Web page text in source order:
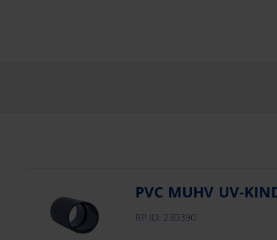
PVC MUHV UV-
RP ID: 230390